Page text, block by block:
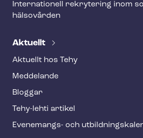
Internationell rekrytering inom
hälsovården
Aktuellt
Aktuellt hos Tehy
Meddelande
Bloggar
Tehy-lehti artikel
Evenemangs- och